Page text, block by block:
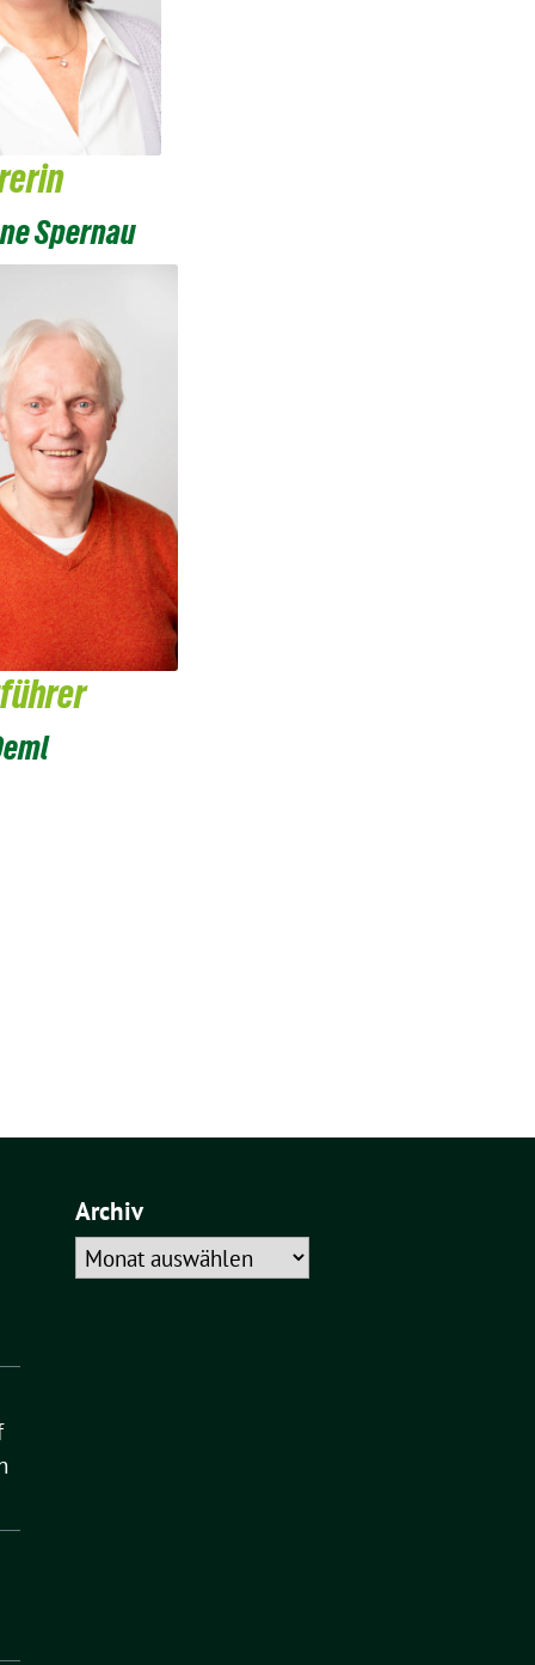
Spernau
Archiv
Archiv